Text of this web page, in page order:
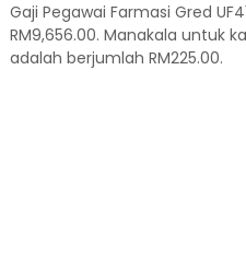
Gaji Pegawai Farmasi Gred
RM9,656.00. Manakala untuk
adalah berjumlah RM225.00.